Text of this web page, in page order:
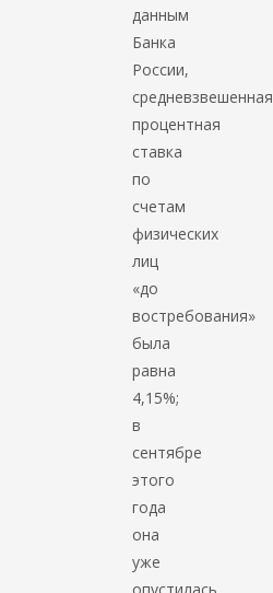
данным
Банка
России,
средневзвешенная
процентная
ставка
по
счетам
физических
лиц
«до
востребования»
была
равна
4,15%;
в
сентябре
этого
года
она
уже